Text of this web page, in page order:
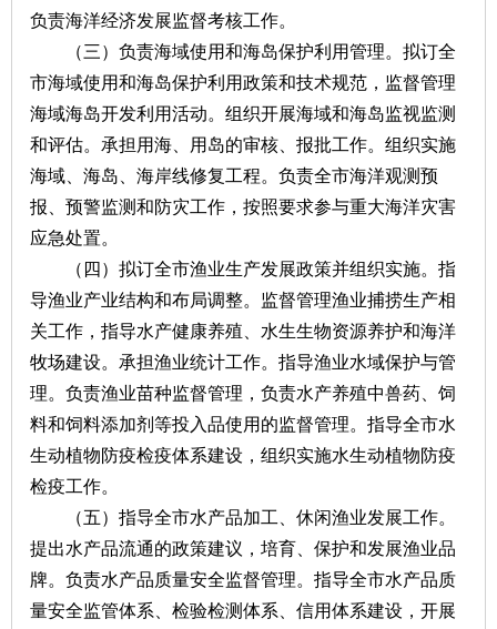
负责海洋经济发展监督考核工作。
（三）负责海域使用和海岛保护利用管理。拟订全
市海域使用和海岛保护利用政策和技术规范，监督管理
海域海岛开发利用活动。组织开展海域和海岛监视监测
和评估。承担用海、用岛的审核、报批工作。组织实施
海域、海岛、海岸线修复工程。负责全市海洋观测预
报、预警监测和防灾工作，按照要求参与重大海洋灾害
应急处置。
（四）拟订全市渔业生产发展政策并组织实施。指
导渔业产业结构和布局调整。监督管理渔业捕捞生产相
关工作，指导水产健康养殖、水生生物资源养护和海洋
牧场建设。承担渔业统计工作。指导渔业水域保护与管
理。负责渔业苗种监督管理，负责水产养殖中兽药、饲
料和饲料添加剂等投入品使用的监督管理。指导全市水
生动植物防疫检疫体系建设，组织实施水生动植物防疫
检疫工作。
（五）指导全市水产品加工、休闲渔业发展工作。
提出水产品流通的政策建议，培育、保护和发展渔业品
牌。负责水产品质量安全监督管理。指导全市水产品质
量安全监管体系、检验检测体系、信用体系建设，开展